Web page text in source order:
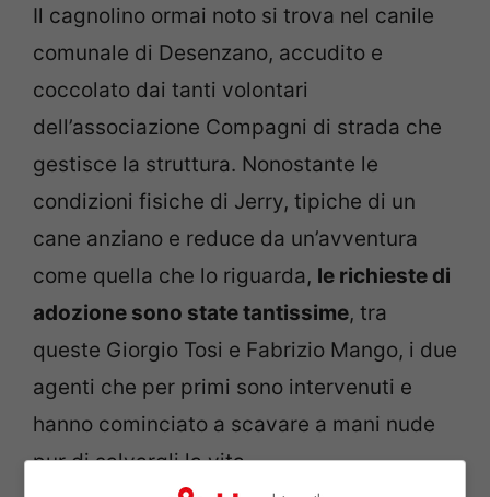
Il cagnolino ormai noto si trova nel canile
comunale di Desenzano, accudito e
coccolato dai tanti volontari
dell’associazione Compagni di strada che
gestisce la struttura. Nonostante le
condizioni fisiche di Jerry, tipiche di un
cane anziano e reduce da un’avventura
come quella che lo riguarda, le richieste di
adozione sono state tantissime, tra
queste Giorgio Tosi e Fabrizio Mango, i due
agenti che per primi sono intervenuti e
hanno cominciato a scavare a mani nude
pur di salvargli la vita.